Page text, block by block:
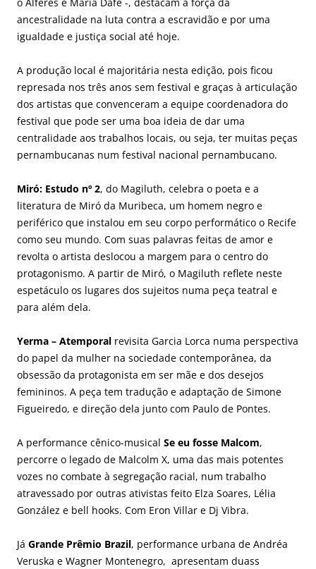
ancestralidade na luta contra a escravidão e por uma
igualdade e justiça social até hoje.
A produção local é majoritária nesta edição, pois ficou
represada nos três anos sem festival e graças à articulação
dos artistas que convenceram a equipe coordenadora do
festival que pode ser uma boa ideia de dar uma
centralidade aos trabalhos locais, ou seja, ter muitas peças
pernambucanas num festival nacional pernambucano.
Miró: Estudo nº 2, do Magiluth, celebra o poeta e a
literatura de Miró da Muribeca, um homem negro e
periférico que instalou em seu corpo performático o Recife
como seu mundo. Com suas palavras feitas de amor e
revolta o artista deslocou a margem para o centro do
protagonismo. A partir de Miró, o Magiluth reflete neste
espetáculo os lugares dos sujeitos numa peça teatral e
para além dela.
Yerma – Atemporal revisita Garcia Lorca numa perspectiva
do papel da mulher na sociedade contemporânea, da
obsessão da protagonista em ser mãe e dos desejos
femininos. A peça tem tradução e adaptação de Simone
Figueiredo, e direção dela junto com Paulo de Pontes.
A performance cênico-musical Se eu fosse Malcom,
percorre o legado de Malcolm X, uma das mais potentes
vozes no combate à segregação racial, num trabalho
atravessado por outras ativistas feito Elza Soares, Lélia
González e bell hooks. Com Eron Villar e Dj Vibra.
Já Grande Prêmio Brazil, performance urbana de Andréa
Veruska e Wagner Montenegro, apresentam duass